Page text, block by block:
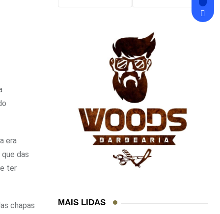
era
das
ter
chapas
MAIS LIDAS